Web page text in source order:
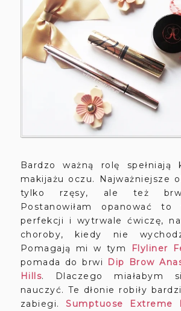
Bardzo ważną rolę spełniają
makijażu oczu. Najważniejsze
tylko rzęsy, ale też
Postanowiłam opanować to
perfekcji i wytrwale ćwiczę,
choroby, kiedy nie
Pomagają mi w tym
Flyliner
pomada do brwi Dip Brow
Hills. Dlaczego miałabym
nauczyć. Te dłonie robiły
zabiegi.Sumptuose Extreme